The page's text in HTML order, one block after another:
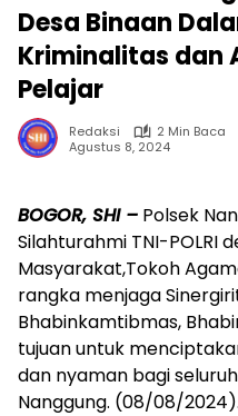
wa.me/
Desa Binaan
Kriminalitas dan
Pelajar
Redaksi
2 Min Baca
Agustus 8, 2024
BOGOR, SHI – Polsek
Silahturahmi TNI-POLRI
Masyarakat,Tokoh
rangka menjaga
Bhabinkamtibmas,
tujuan untuk
dan nyaman bagi
Nanggung. (08/08/2024).